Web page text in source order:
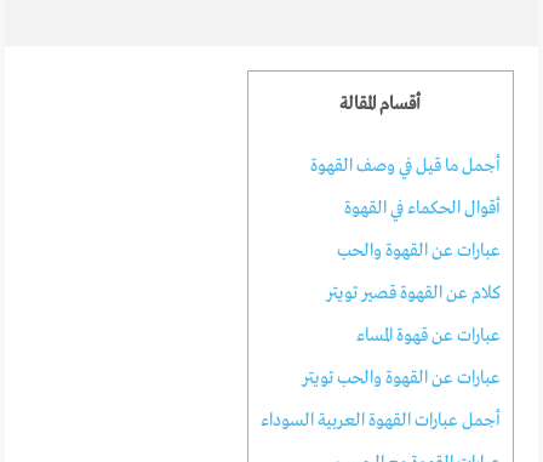
أقسام المقالة
أجمل ما قيل في وصف القهوة
أقوال الحكماء في القهوة
عبارات عن القهوة والحب
كلام عن القهوة قصير تويتر
عبارات عن قهوة المساء
عبارات عن القهوة والحب تويتر
أجمل عبارات القهوة العربية السوداء